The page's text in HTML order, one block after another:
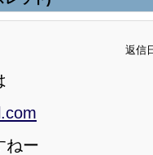
返信
ねー